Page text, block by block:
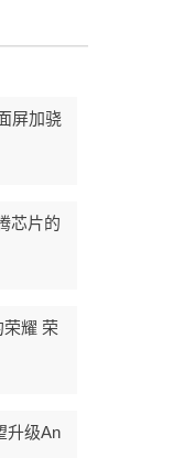
屏加骁
芯片的
耀 荣
升级An